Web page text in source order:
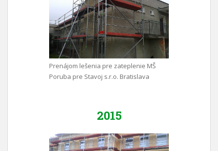
Prenájom lešenia pre zateplenie MŠ
Poruba pre Stavoj s.r.o. Bratislava
2015